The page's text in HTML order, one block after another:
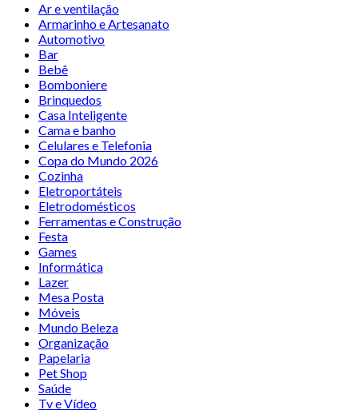
Ar e ventilação
Armarinho e Artesanato
Automotivo
Bar
Bebê
Bomboniere
Brinquedos
Casa Inteligente
Cama e banho
Celulares e Telefonia
Copa do Mundo 2026
Cozinha
Eletroportáteis
Eletrodomésticos
Ferramentas e Construção
Festa
Games
Informática
Lazer
Mesa Posta
Móveis
Mundo Beleza
Organização
Papelaria
Pet Shop
Saúde
Tv e Vídeo